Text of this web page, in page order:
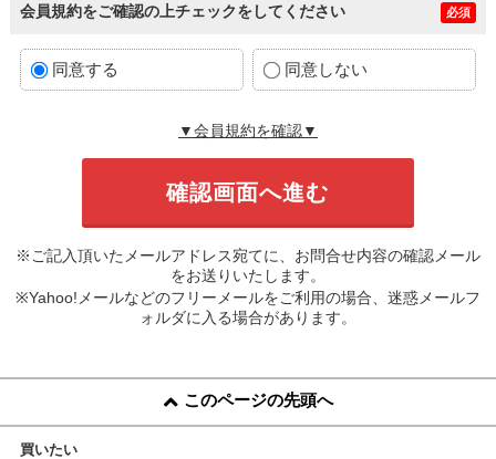
会員規約をご確認の上チェックをしてください 必須
同意する 同意しない
▼会員規約を確認▼
※ご記入頂いたメールアドレス宛てに、お問合せ内容の確認メール
をお送りいたします。
※Yahoo!メールなどのフリーメールをご利用の場合、迷惑メールフ
ォルダに入る場合があります。
このページの先頭へ
買いたい